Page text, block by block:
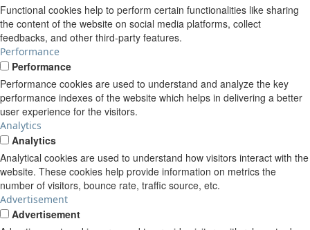
Functional cookies help to perform certain functionalities like sharing
the content of the website on social media platforms, collect
feedbacks, and other third-party features.
Performance
Performance
Performance cookies are used to understand and analyze the key
performance indexes of the website which helps in delivering a better
user experience for the visitors.
Analytics
Analytics
Analytical cookies are used to understand how visitors interact with the
website. These cookies help provide information on metrics the
number of visitors, bounce rate, traffic source, etc.
Advertisement
Advertisement